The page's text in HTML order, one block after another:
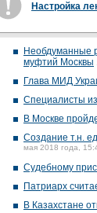
Настройка
Необдуманные
муфтий Москвы
Глава МИД
Специалисты
В Москве
Создание т.н.
мая 2018 года,
Судебному
Патриарх
В Казахстане